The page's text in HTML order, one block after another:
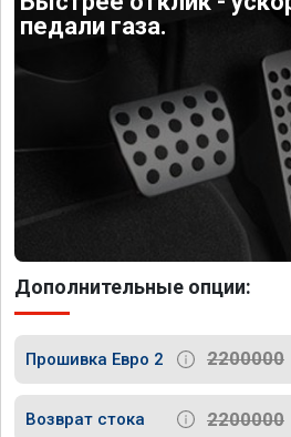
педали газа.
Дополнительные опции:
Прошивка Евро 2 2200000
Возврат стока 2200000